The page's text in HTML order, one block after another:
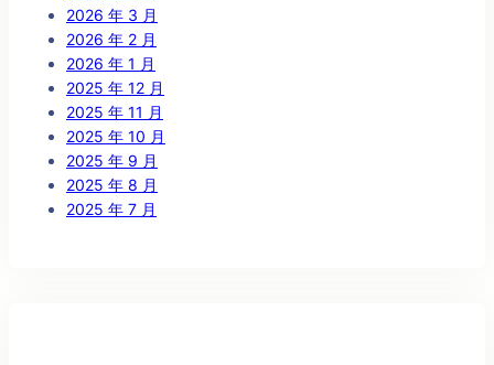
2026 年 3 月
2026 年 2 月
2026 年 1 月
2025 年 12 月
2025 年 11 月
2025 年 10 月
2025 年 9 月
2025 年 8 月
2025 年 7 月